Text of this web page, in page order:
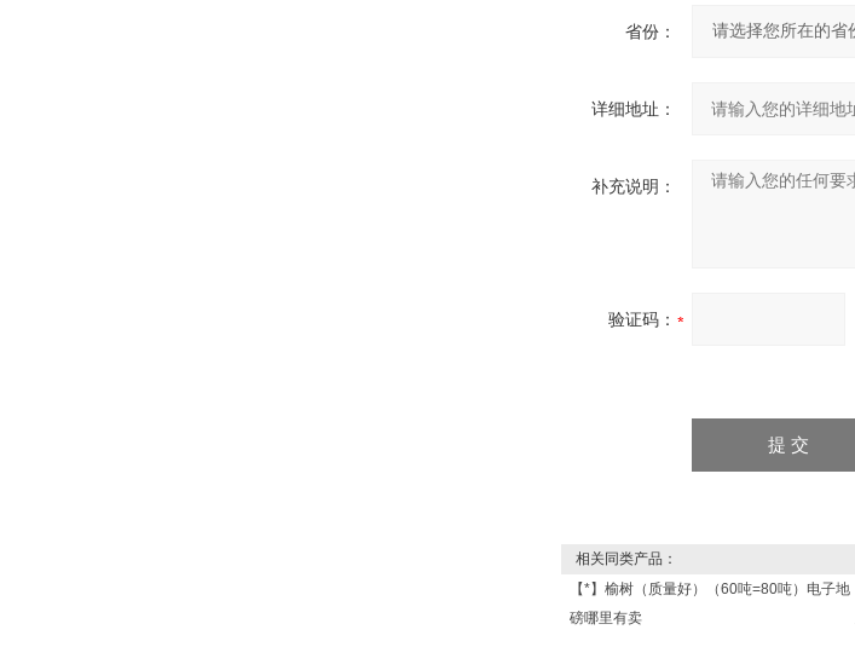
省份：
详细地址：
补充说明：
验证码：
相关同类产品：
【*】榆树（质量好）（60吨=80吨）电子地
磅哪里有卖